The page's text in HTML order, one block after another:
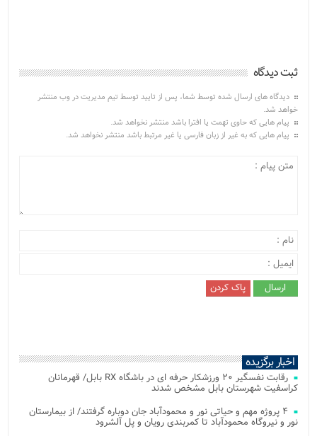
ثبت دیدگاه
دیدگاه های ارسال شده توسط شما، پس از تایید توسط تیم مدیریت در وب منتشر
خواهد شد.
پیام هایی که حاوی تهمت یا افترا باشد منتشر نخواهد شد.
پیام هایی که به غیر از زبان فارسی یا غیر مرتبط باشد منتشر نخواهد شد.
اخبار برگزیده
رقابت نفسگیر ۲۰ ورزشکار حرفه ای در باشگاه RX بابل/ قهرمانان
کراسفیت شهرستان بابل مشخص شدند
۴ پروژه مهم و حیاتی نور و محمودآباد جان دوباره گرفتند/ از بیمارستان
نور و نیروگاه محمودآباد تا کمربندی رویان و پل آلشرود